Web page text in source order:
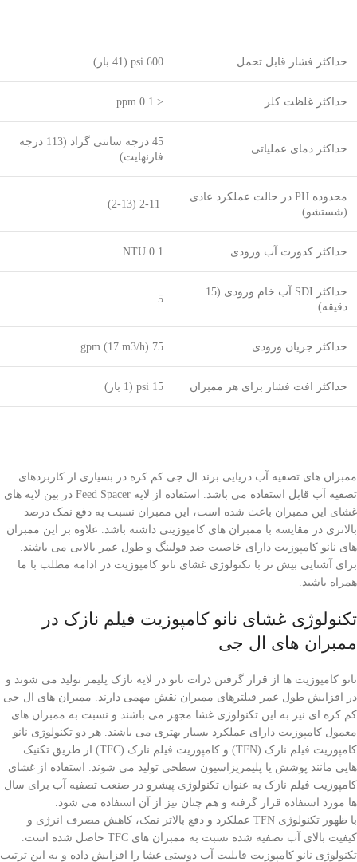
حداکثر فشار قابل تحمل 600 psi (41 بار)
حداکثر غلظت کلر < 0.1 ppm
حداکثر دمای عملیاتی
45 درجه سانتی گراد (113 درجه
فارنهایت)
محدوده PH در حالت عملکرد عادی
(شستشو)
حداکثر کدورت آب ورودی 0.1 NTU
حداکثر SDI آب خام ورودی (15
دقیقه)
5
حداکثر جریان ورودی 75 gpm (17 m3/h)
حداکثر افت فشار برای هر ممبران 15 psi (1 بار)
ممبران های تصفیه آب دریایی برند ال جی کم کره در بسیاری از کاربردهای
تصفیه آب قابل استفاده می باشد. استفاده از لایه Feed Spacer در بین لایه های
غشای این ممبران باعث شده است، این ممبران نسبت به دفع نمک درصد
بالاتری در مقایسه با ممبران های کامپوزیتی داشته باشد. علاوه بر این ممبران
های نانو کامپوزیت دارای خاصیت ضد فولینگ و طول عمر بالایی می باشند.
برای آشنایی بیش تر با تکنولوژی غشای نانو کامپوزیت در ادامه مطلب با ما
همراه باشید.
تکنولوژی غشای نانو کامپوزیت فیلم نازک در
ممبران های ال جی
نانو کامپوزیت ها از قرار گرفتن ذرات نانو در لایه نازک پلیمر تولید می شوند و
در افزایش طول عمر فیلترهای ممبران نقش مهمی دارند. ممبران های ال جی
کم کره ای نیز به این تکنولوژی غشا مجهز می باشند و نسبت به ممبران های
معمول کامپوزیت دارای عملکرد بسیار بهتری می باشند. هر دو تکنولوژی نانو
کامپوزیت فیلم نازک (TFN) و کامپوزیت فیلم نازک (TFC) از طریق تکنیک
هایی مانند پوشش یا پلیمریزاسیون سطحی تولید می شوند. استفاده از غشای
کامپوزیت فیلم نازک به عنوان تکنولوژی پیشرو در صنعت تصفیه آب برای سال
ها مورد استفاده قرار گرفته و هم چنان نیز از آن استفاده می شود.
با ظهور تکنولوژی TFN عملکرد و دفع بالاتر نمک، کاهش مصرف انرژی و
کیفیت بالای آب تصفیه شده نسبت به ممبران های TFC حاصل شده است.
تکنولوژی نانو کامپوزیت قابلیت آب دوستی غشا را افزایش داده و به این ترتیب